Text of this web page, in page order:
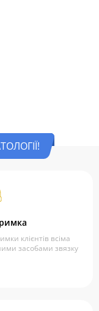
клієнтів всіма
засобами звязку